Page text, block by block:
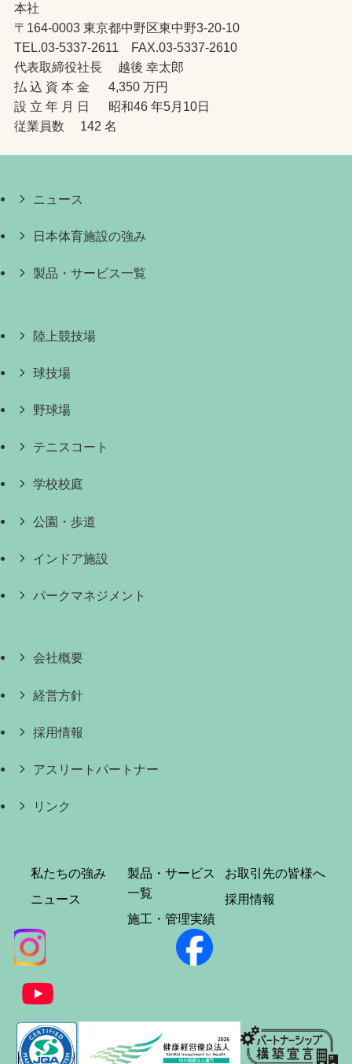
本社
〒164-0003 東京都中野区東中野3-20-10
TEL.03-5337-2611 FAX.03-5337-2610
代表取締役社長 越後 幸太郎
払 込 資 本 金 4,350 万円
設 立 年 月 日 昭和46 年5月10日
従業員数 142 名
ニュース
日本体育施設の強み
製品・サービス一覧
陸上競技場
球技場
野球場
テニスコート
学校校庭
公園・歩道
インドア施設
パークマネジメント
会社概要
経営方針
採用情報
アスリートパートナー
リンク
私たちの強み
ニュース
製品・サービス
一覧
施工・管理実績
お取引先の皆様へ
採用情報